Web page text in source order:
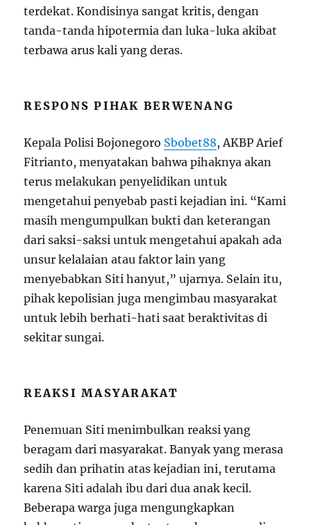
terdekat. Kondisinya sangat kritis, dengan
tanda-tanda hipotermia dan luka-luka akibat
terbawa arus kali yang deras.
RESPONS PIHAK BERWENANG
Kepala Polisi Bojonegoro Sbobet88, AKBP Arief
Fitrianto, menyatakan bahwa pihaknya akan
terus melakukan penyelidikan untuk
mengetahui penyebab pasti kejadian ini. “Kami
masih mengumpulkan bukti dan keterangan
dari saksi-saksi untuk mengetahui apakah ada
unsur kelalaian atau faktor lain yang
menyebabkan Siti hanyut,” ujarnya. Selain itu,
pihak kepolisian juga mengimbau masyarakat
untuk lebih berhati-hati saat beraktivitas di
sekitar sungai.
REAKSI MASYARAKAT
Penemuan Siti menimbulkan reaksi yang
beragam dari masyarakat. Banyak yang merasa
sedih dan prihatin atas kejadian ini, terutama
karena Siti adalah ibu dari dua anak kecil.
Beberapa warga juga mengungkapkan